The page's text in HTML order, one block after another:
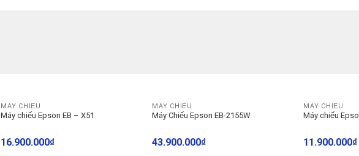
MÁY CHIẾU
Máy chiếu Epson EB – X51
16.900.000₫
MÁY CHIẾU
Máy Chiếu Epson EB-2155W
43.900.000₫
MÁY CHIẾU
Máy chiếu
11.900.000₫